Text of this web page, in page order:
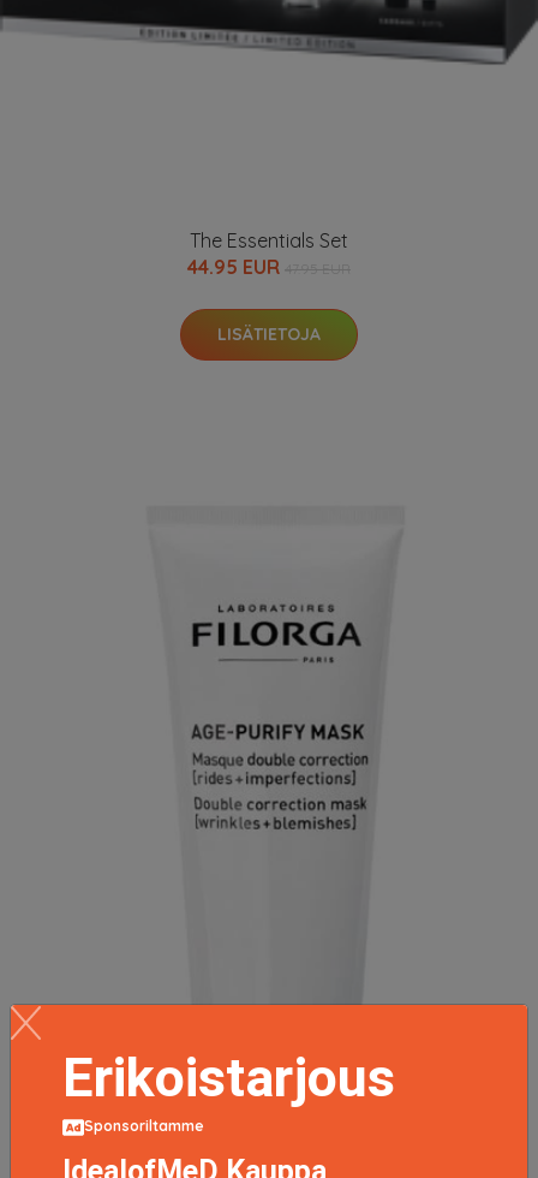
The Essentials Set
44.95 EUR
LISÄTIETOJA
Erikoistarjous
Sponsoriltamme
IdealofMeD Kauppa